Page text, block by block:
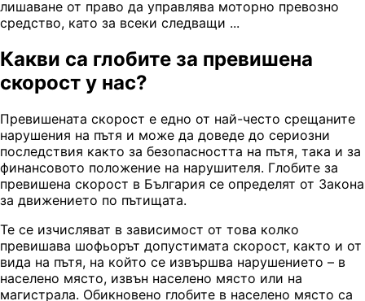
лишаване от право да управлява моторно превозно
средство, като за всеки следващи ...
Какви са глобите за превишена
скорост у нас?
Превишената скорост е едно от най-често срещаните
нарушения на пътя и може да доведе до сериозни
последствия както за безопасността на пътя, така и за
финансовото положение на нарушителя. Глобите за
превишена скорост в България се определят от Закона
за движението по пътищата.
Те се изчисляват в зависимост от това колко
превишава шофьорът допустимата скорост, както и от
вида на пътя, на който се извършва нарушението – в
населено място, извън населено място или на
магистрала. Обикновено глобите в населено място са